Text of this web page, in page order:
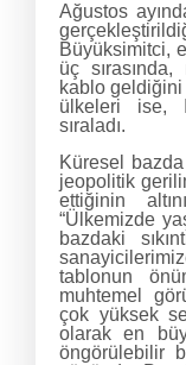
Ağustos
Büyüksimitci,
üç
kablo geldiğini
ülkeleri ise,
sıraladı.
Küresel
jeopolitik
ettiğinin
“Ülkemizde
bazdaki
tablonun
muhtemel
çok yüksek
olarak en
öngörülebilir